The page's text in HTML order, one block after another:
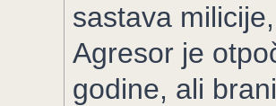
sastava
Agresor je
godine, ali